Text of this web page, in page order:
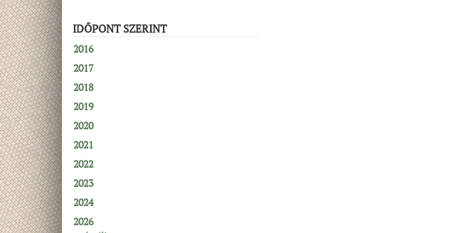
IDŐPONT SZERINT
2016
2017
2018
2019
2020
2021
2022
2023
2024
2026